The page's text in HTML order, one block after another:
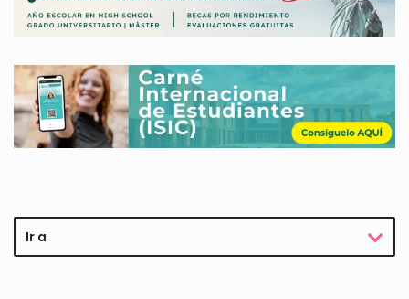
Ir a